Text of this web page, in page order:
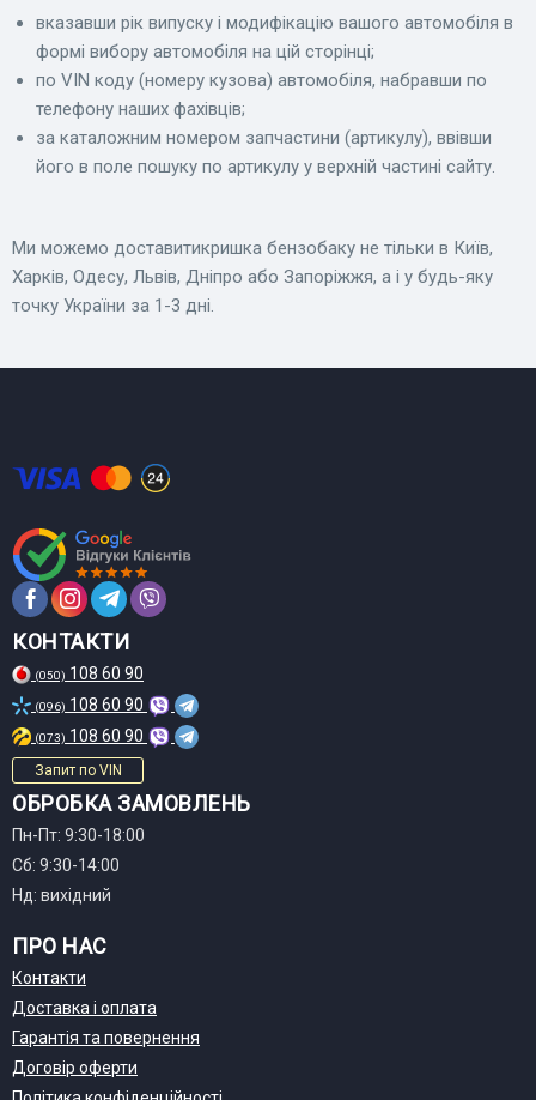
вказавши рік випуску і модифікацію вашого автомобіля в
формі вибору автомобіля на цій сторінці;
по VIN коду (номеру кузова) автомобіля, набравши по
телефону наших фахівців;
за каталожним номером запчастини (артикулу), ввівши
його в поле пошуку по артикулу у верхній частині сайту.
Ми можемо доставитикришка бензобаку не тільки в Київ,
Харків, Одесу, Львів, Дніпро або Запоріжжя, а і у будь-яку
точку України за 1-3 дні.
КОНТАКТИ
(050) 108 60 90
(096) 108 60 90
(073) 108 60 90
Запит по VIN
ОБРОБКА ЗАМОВЛЕНЬ
Пн-Пт: 9:30-18:00
Сб: 9:30-14:00
Нд: вихідний
ПРО НАС
Контакти
Доставка і оплата
Гарантія та повернення
Договір оферти